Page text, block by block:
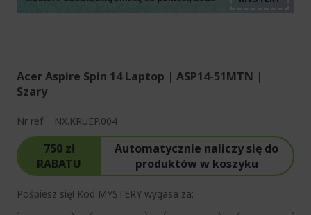
Acer Aspire Spin 14 Laptop | ASP14-51MTN |
Szary
Nr ref NX.KRUEP.004
750 zł
RABATU
Automatycznie naliczy się do
produktów w koszyku
Pośpiesz się! Kod MYSTERY wygasa za: